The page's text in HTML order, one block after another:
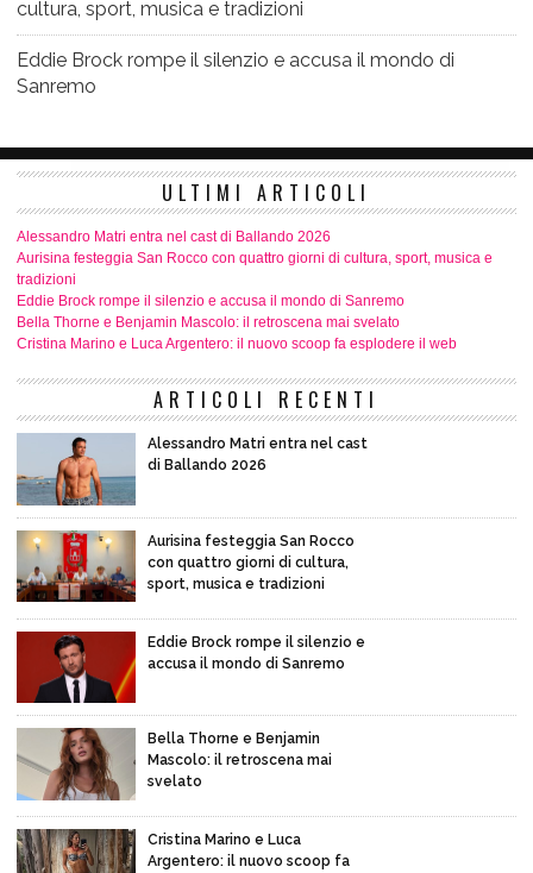
cultura, sport, musica e tradizioni
Eddie Brock rompe il silenzio e accusa il mondo di
Sanremo
ULTIMI ARTICOLI
Alessandro Matri entra nel cast di Ballando 2026
Aurisina festeggia San Rocco con quattro giorni di cultura, sport, musica e
tradizioni
Eddie Brock rompe il silenzio e accusa il mondo di Sanremo
Bella Thorne e Benjamin Mascolo: il retroscena mai svelato
Cristina Marino e Luca Argentero: il nuovo scoop fa esplodere il web
ARTICOLI RECENTI
Alessandro Matri entra nel cast
di Ballando 2026
Aurisina festeggia San Rocco
con quattro giorni di cultura,
sport, musica e tradizioni
Eddie Brock rompe il silenzio e
accusa il mondo di Sanremo
Bella Thorne e Benjamin
Mascolo: il retroscena mai
svelato
Cristina Marino e Luca
Argentero: il nuovo scoop fa